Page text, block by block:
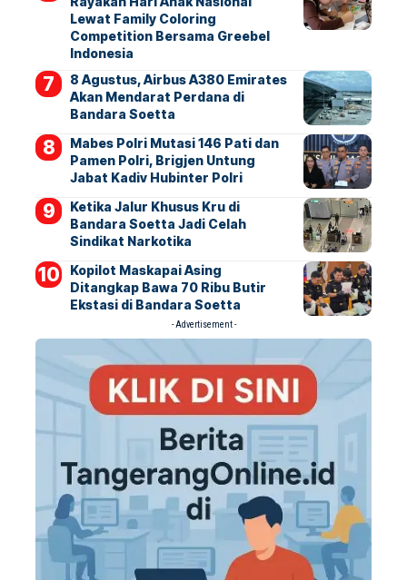
Lewat Family Coloring
Competition Bersama Greebel
Indonesia
8 Agustus, Airbus A380 Emirates
Akan Mendarat Perdana di
Bandara Soetta
Mabes Polri Mutasi 146 Pati dan
Pamen Polri, Brigjen Untung
Jabat Kadiv Hubinter Polri
Ketika Jalur Khusus Kru di
Bandara Soetta Jadi Celah
Sindikat Narkotika
Kopilot Maskapai Asing
Ditangkap Bawa 70 Ribu Butir
Ekstasi di Bandara Soetta
- Advertisement -